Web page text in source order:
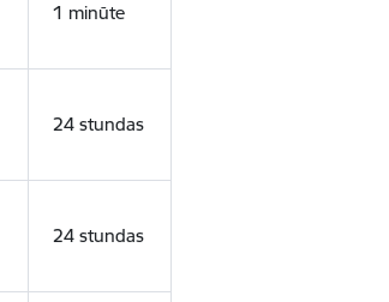
1 minūte
24 stundas
24 stundas